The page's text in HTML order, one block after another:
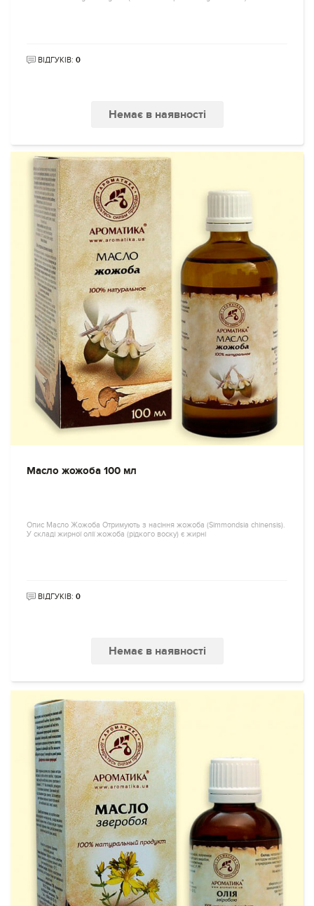
ВІДГУКІВ: 0
Немає в наявності
Масло жожоба 100 мл
Опис Масло Жожоба Отримують з насіння жожоба (Simmondsia chinensis).
У складі жирної олії жожоба (рідкого воску) є жирні
ВІДГУКІВ: 0
Немає в наявності